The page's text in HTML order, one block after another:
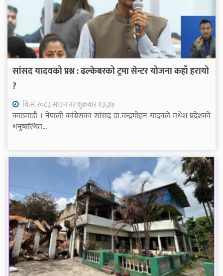
सांसद यादवको प्रश्न : ढल्केबरको ट्रमा सेन्टर योजना कहाँ हरायो
?
वि.सं.२०८३ साउन २२ शुक्रवार १३:३७
काठमाडौं । नेपाली कांग्रेसका सांसद डा.चन्द्रमोहन यादवले मधेश प्रदेशको
धनुषास्थित...